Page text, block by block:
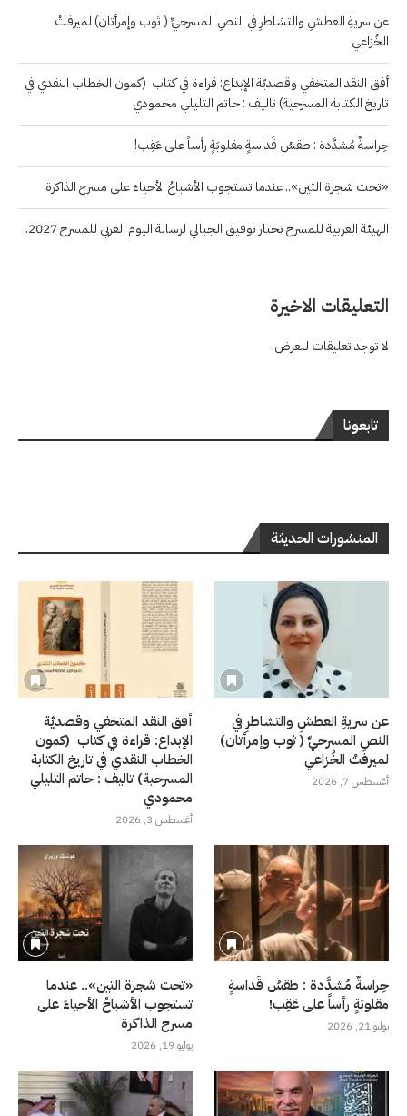
عن سريةِ العطشِ والتشاطرِ في النصِ المسرحيِّ ( ثوب وإمرأتان) لميرفتْ
الخُزاعي
أفق النقد المتخفي وقصديّة الإبداع: قراءة في كتاب (كمون الخطاب النقدي في
تاريخ الكتابة المسرحية) تاليف : حاتم التليلي محمودي
حِراسةٌ مُشدَّدة : طقسُ قَداسةٍ مقلوبَةٍ رأساً على عَقِب!
«تحت شجرة التين».. عندما تستجوب الأشباحُ الأحياءَ على مسرح الذاكرة
الهيئة العربية للمسرح تختار توفيق الجبالي لرسالة اليوم العربي للمسرح 2027.
التعليقات الاخيرة
لا توجد تعليقات للعرض.
تابعونا
المنشورات الحديثة
عن سريةِ العطشِ والتشاطرِ في
النصِ المسرحيِّ ( ثوب وإمرأتان)
لميرفتْ الخُزاعي
أغسطس 7, 2026
أفق النقد المتخفي وقصديّة
الإبداع: قراءة في كتاب (كمون
الخطاب النقدي في تاريخ الكتابة
المسرحية) تاليف : حاتم التليلي
محمودي
أغسطس 3, 2026
حِراسةٌ مُشدَّدة : طقسُ قَداسةٍ
مقلوبَةٍ رأساً على عَقِب!
يوليو 21, 2026
«تحت شجرة التين».. عندما
تستجوب الأشباحُ الأحياءَ على
مسرح الذاكرة
يوليو 19, 2026